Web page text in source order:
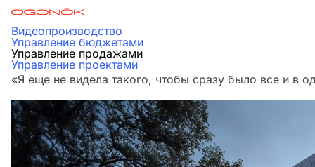
Видеопроизводство
Управление бюджетами
Управление продажами
Управление проектами
«Я еще не видела такого, чтобы сразу было все и в